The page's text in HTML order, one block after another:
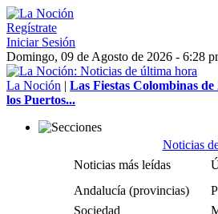
Regístrate
Iniciar Sesión
Domingo, 09 de Agosto de 2026 - 6:28
La Noción | Las Fiestas Colombinas de
los Puertos...
Noticias
Noticias más leídas
Andalucía (provincias)
Sociedad